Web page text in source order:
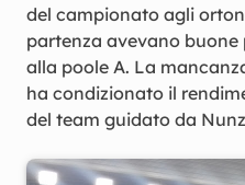
del campionato agli
partenza avevano
alla poole A. La
ha condizionato il
del team guidato da